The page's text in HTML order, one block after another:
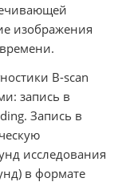
изображения
B-scan
запись в
Запись в
исследования
в формате